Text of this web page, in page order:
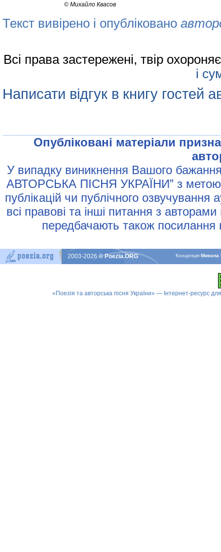
© Михайло Квасов
Текст вивірено і опубліковано
Всі права застережені, твір
і
Написати відгук в книгу гостей
Опублiкованi матерiали
У випадку виникнення Вашого
АВТОРСЬКА ПIСНЯ УКРАЇНИ” з метою
публiкацiй чи публiчного
всi правовi та iншi питання з
передбачають також
КонцепцiяМикола
2003-2026© Poezia.ORG
«Поезія та авторська пісня України» — Інтернет-ресурс